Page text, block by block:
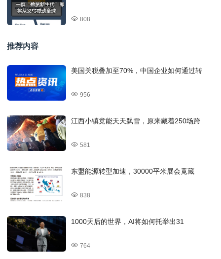
808
推荐内容
美国关税叠加至70%，中国企业如何通过转
956
江西小镇竟能天天飘雪，原来藏着250场跨
581
东盟能源转型加速，30000平米展会竟藏
838
1000天后的世界，AI将如何托举出31
764